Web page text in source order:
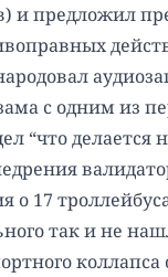
и предложил
с одним из
“что делается
о 17
так и не
коллапса